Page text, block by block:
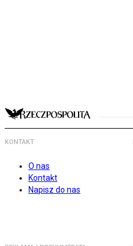
KONTAKT
O nas
Kontakt
Napisz do nas